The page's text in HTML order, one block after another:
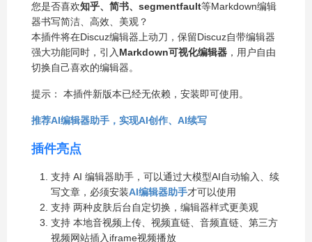
您是否喜欢知乎、简书、segmentfault等Markdown编辑
器书写简洁、高效、美观？
本插件将在Discuz编辑器上动刀，保留Discuz自带编辑器
强大功能同时，引入 Markdown可视化编辑器 ，用户自由
切换自己喜欢的编辑器。
提示： 本插件新版本已经无依赖，安装即可使用。
推荐AI编辑器助手，实现AI创作、AI续写
插件亮点
支持 AI 编辑器助手，可以通过大模型AI自动输入、续
写文章，必须安装AI编辑器助手才可以使用
支持 两种皮肤后台自定切换，编辑器样式更美观
支持 本地音视频上传、视频直链、音频直链、第三方
视频网站插入iframe视频播放